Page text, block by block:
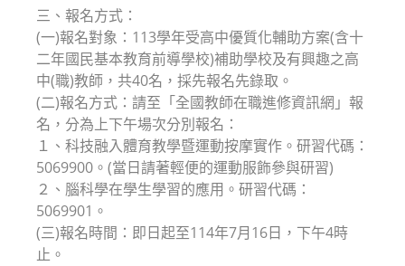
三、報名方式：
(一)報名對象：113學年受高中優質化輔助方案(含十
二年國民基本教育前導學校)補助學校及有興趣之高
中(職)教師，共40名，採先報名先錄取。
(二)報名方式：請至「全國教師在職進修資訊網」報
名，分為上下午場次分別報名：
１、科技融入體育教學暨運動按摩實作。研習代碼：
5069900。(當日請著輕便的運動服飾參與研習)
２、腦科學在學生學習的應用。研習代碼：
5069901。
(三)報名時間：即日起至114年7月16日，下午4時
止。